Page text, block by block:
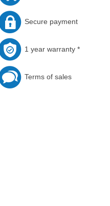
Secure payment
1 year warranty *
Terms of sales